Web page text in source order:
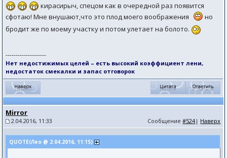
кирасирыч, спецом как в очередной раз появится
сфотаю! Мне внушают,что это плод моего воображения
но
бродит же по моему участку и потом улетает на болото.
--------------------
Нет недостижимых целей – есть высокий коэффициент лени,
недостаток смекалки и запас отговорок
Mirror
2.04.2016, 11:33 Сообщение#524| Наверх
QUOTE(Лео @ 2.04.2016, 11:15)